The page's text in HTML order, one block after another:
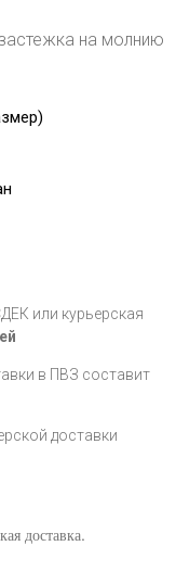
на молнию
или курьерская
в ПВЗ составит
доставки
доставка.